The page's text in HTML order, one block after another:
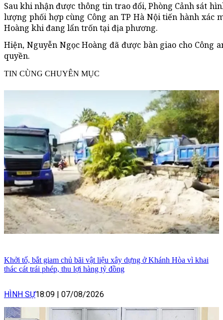
Sau khi nhận được thông tin trao đổi, Phòng Cảnh sát
lượng phối hợp cùng Công an TP Hà Nội tiến hành
Hoàng khi đang lẩn trốn tại địa phương.
Hiện, Nguyễn Ngọc Hoàng đã được bàn giao cho
quyền.
TIN CÙNG CHUYÊN MỤC
Khởi tố, bắt giam chủ bãi vật liệu xây dựng ở Khánh Hòa vì khai
thác cát trái phép, thu lợi hàng tỷ đồng
HÌNH SỰ18:09 07/08/2026